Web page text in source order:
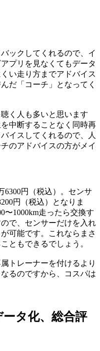
ックしてくれるので、イ
プリを見なくてもデータ
い走り方までアドバイス
だ「コーチ」となってく
く人も多いと思います
中断することなく同時再
イスしてくれるので、人
のアドバイスの方がメイ
6300円（税込）。センサ
円（税込）となりま
〜1000km走ったら交換す
で、センサーだけを入れ
可能です。これならまさ
ともできるでしょう。
トレーナーを付けるより
るのですから、コスパは
タ化、総合評